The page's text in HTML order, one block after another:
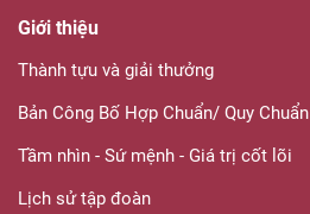
Giới thiệu
Thành tựu và giải thưởng
Bản Công Bố Hợp Chuẩn/ Quy Chuẩn
Tầm nhìn - Sứ mệnh - Giá trị cốt lõi
Lịch sử tập đoàn